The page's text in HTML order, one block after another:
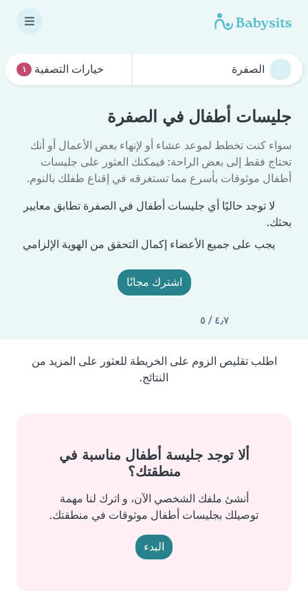
خيارات التصفية ١
جليسات أطفال في الصفرة
سواء كنت تخطط لموعد عشاء أو لإنهاء بعض الأعمال أو أنك
تحتاج فقط إلى بعض الراحة: فيمكنك العثور على جليسات
أطفال موثوقات بأسرع مما تستغرقه في إقناع طفلك بالنوم.
لا توجد حاليًا أي جليسات أطفال في الصفرة تطابق معايير
بحثك.
يجب على جميع الأعضاء إكمال التحقق من الهوية الإلزامي
اشترك مجانًا
٤٫٧ / ٥
اطلب تقليص الزوم على الخريطة للعثور على المزيد من
النتائج.
ألا توجد جليسة أطفال مناسبة في
منطقتك؟
أنشئ ملفك الشخصي الآن، و اترك لنا مهمة
توصيلك بجليسات أطفال موثوقات في منطقتك.
البدء